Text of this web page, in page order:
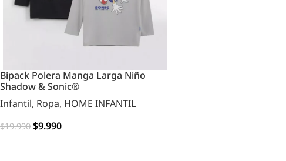
Bipack Polera Manga Larga Niño
Shadow & Sonic®
Infantil, Ropa, HOME INFANTIL
$19.990 $9.990